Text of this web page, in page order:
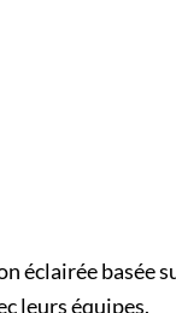
éclairée basée
leurs équipes.